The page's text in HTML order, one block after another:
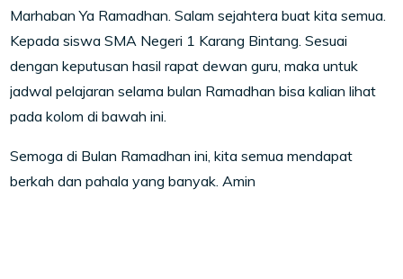
Marhaban Ya Ramadhan. Salam sejahtera buat kita semua.
Kepada siswa SMA Negeri 1 Karang Bintang. Sesuai
dengan keputusan hasil rapat dewan guru, maka untuk
jadwal pelajaran selama bulan Ramadhan bisa kalian lihat
pada kolom di bawah ini.
Semoga di Bulan Ramadhan ini, kita semua mendapat
berkah dan pahala yang banyak. Amin